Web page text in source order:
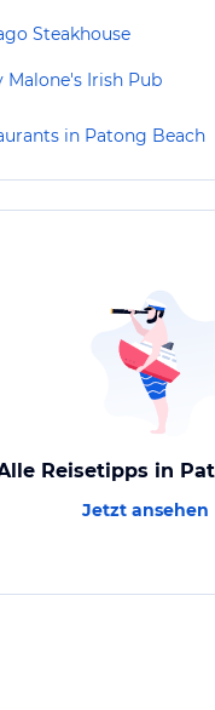
Steakhouse
Malone's Irish Pub
in Patong Beach
Reisetipps in
Jetzt ansehen